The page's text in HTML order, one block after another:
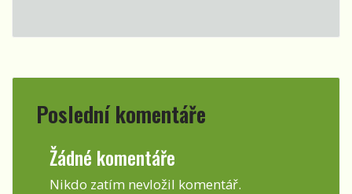
Poslední komentáře
Žádné komentáře
Nikdo zatím nevložil komentář.